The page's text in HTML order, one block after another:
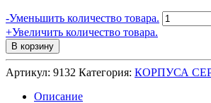
-Уменьшить количество товара.
товара
2U
NR-
+Увеличить количество товара.
В корзину
Артикул: 9132 Категория: КОРПУСА
Описание